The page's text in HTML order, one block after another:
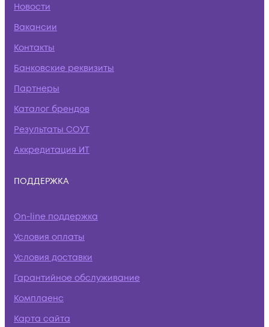
Новости
Вакансии
Контакты
Банковские реквизиты
Партнеры
Каталог брендов
Результаты СОУТ
Аккредитация ИТ
ПОДДЕРЖКА
On-line поддержка
Условия оплаты
Условия доставки
Гарантийное обслуживание
Комплаенс
Карта сайта